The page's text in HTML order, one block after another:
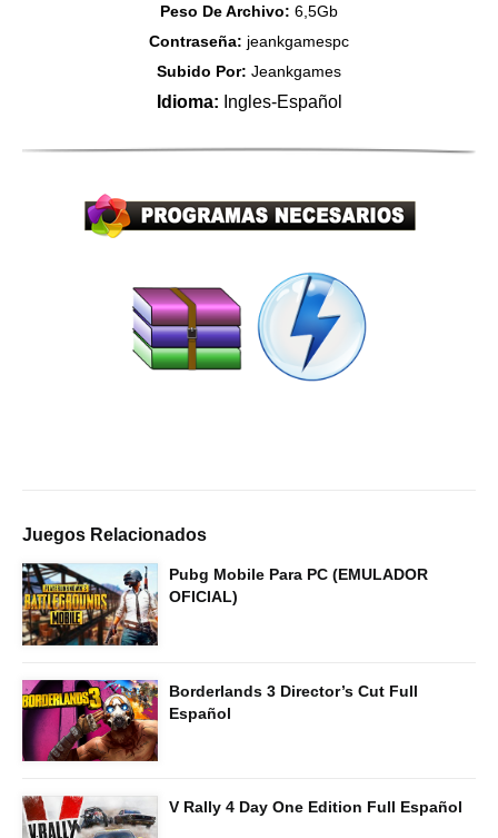
Peso De Archivo: 6,5Gb
Contraseña: jeankgamespc
Subido Por: Jeankgames
Idioma: Ingles-Español
Juegos Relacionados
Pubg Mobile Para PC (EMULADOR
OFICIAL)
Borderlands 3 Director’s Cut Full
Español
V Rally 4 Day One Edition Full Español